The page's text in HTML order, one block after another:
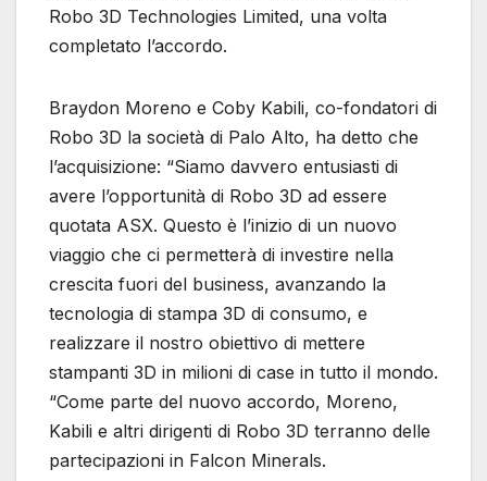
Robo 3D Technologies Limited, una volta
completato l’accordo.
Braydon Moreno e Coby Kabili, co-fondatori di
Robo 3D la società di Palo Alto, ha detto che
l’acquisizione: “Siamo davvero entusiasti di
avere l’opportunità di Robo 3D ad essere
quotata ASX. Questo è l’inizio di un nuovo
viaggio che ci permetterà di investire nella
crescita fuori del business, avanzando la
tecnologia di stampa 3D di consumo, e
realizzare il nostro obiettivo di mettere
stampanti 3D in milioni di case in tutto il mondo.
“Come parte del nuovo accordo, Moreno,
Kabili e altri dirigenti di Robo 3D terranno delle
partecipazioni in Falcon Minerals.